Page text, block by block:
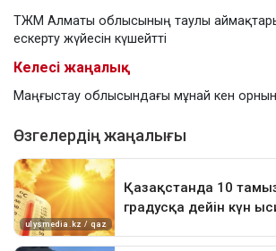
ТЖМ Алматы облысының таулы
ескерту жүйесін күшейтті
Келесі жаңалық
Маңғыстау облысындағы мұнай кен